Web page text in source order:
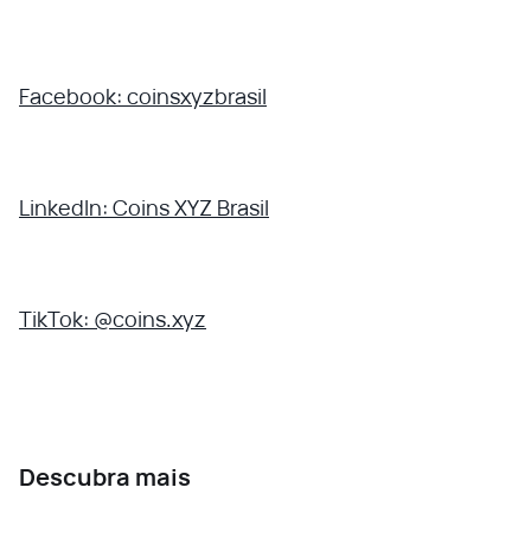
Facebook: coinsxyzbrasil
LinkedIn: Coins XYZ Brasil
TikTok: @coins.xyz
Descubra mais